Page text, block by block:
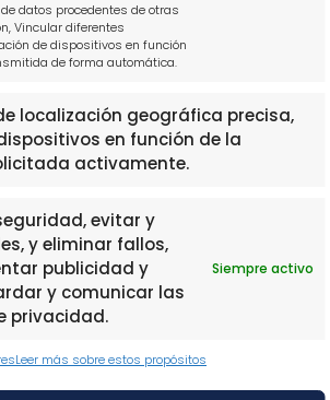
datos procedentes de otras
Vincular diferentes
de dispositivos en función
de forma automática.
localización geográfica precisa,
en función de la
activamente.
evitar y
y eliminar fallos,
publicidad y
y comunicar las
privacidad.
Siempre activo
Leer más sobre estos propósitos
S.L.U, con domicilio social en PASEO
Mercantil de Madrid, en el Tomo 39602,
Folio 137, Hoja 702905.